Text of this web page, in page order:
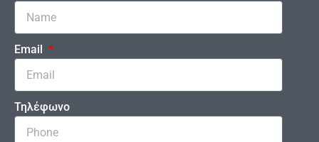
Email
Τηλέφωνο